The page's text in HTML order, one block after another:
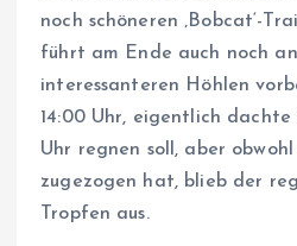
noch schöneren ‚Bobcat‘-
führt am Ende auch noch
interessanteren Höhlen
14:00 Uhr, eigentlich dachte
Uhr regnen soll, aber obwohl
zugezogen hat, blieb der
Tropfen aus.